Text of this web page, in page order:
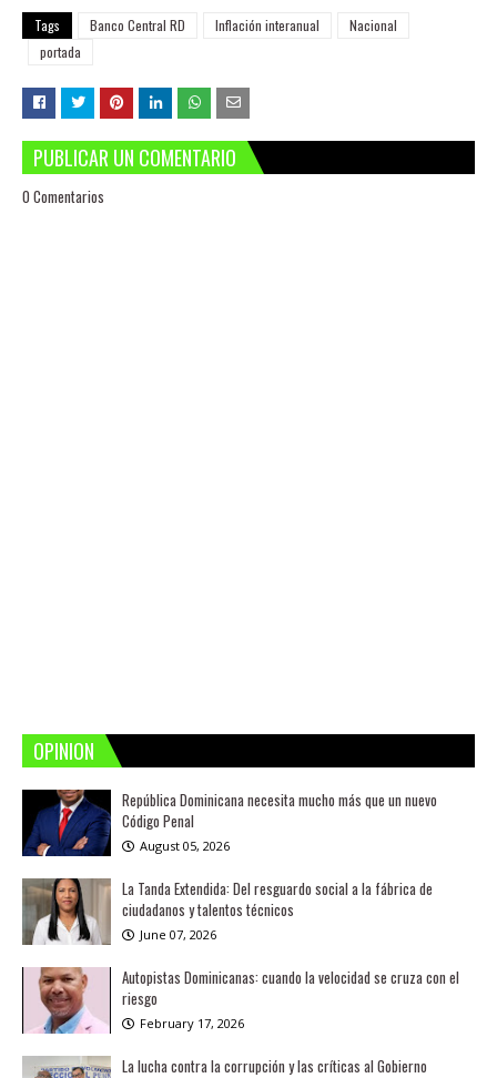
Tags Banco Central RD Inflación interanual
Nacional
portada
PUBLICAR UN COMENTARIO
0 Comentarios
OPINION
República Dominicana necesita mucho más que un nuevo
Código Penal
August 05, 2026
La Tanda Extendida: Del resguardo social a la fábrica de
ciudadanos y talentos técnicos
June 07, 2026
Autopistas Dominicanas: cuando la velocidad se cruza con el
riesgo
February 17, 2026
La lucha contra la corrupción y las críticas al Gobierno